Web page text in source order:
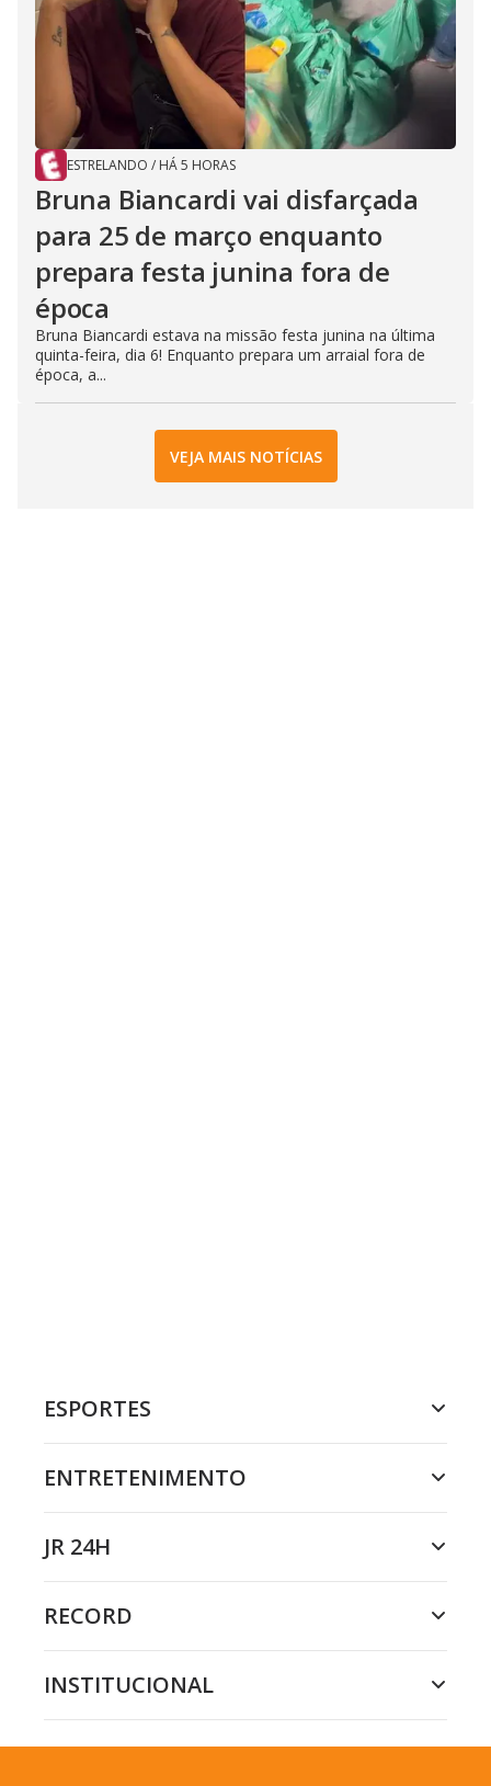
ESTRELANDO / HÁ 5 HORAS
Bruna Biancardi vai disfarçada
para 25 de março enquanto
prepara festa junina fora de
época
Bruna Biancardi estava na missão festa junina na última
quinta-feira, dia 6! Enquanto prepara um arraial fora de
época, a...
VEJA MAIS NOTÍCIAS
ESPORTES
ENTRETENIMENTO
JR 24H
RECORD
INSTITUCIONAL